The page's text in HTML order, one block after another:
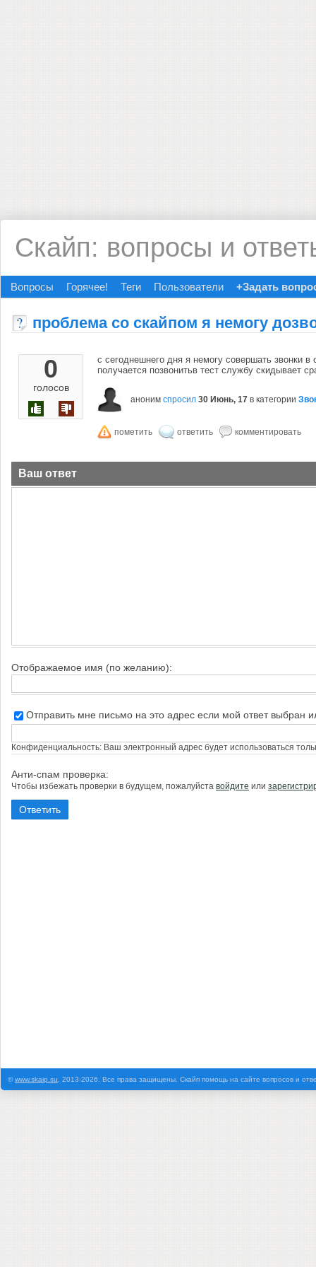
Скайп: вопросы и
Вопросы Горячее! Теги Пользователи +Задать
проблема со скайпом я немогу
0
голосов
с сегоднешнего дня я немогу совершать звонки
получается позвонитьв тест службу скидывает
аноним спросил 30 Июнь, 17 в категории
Ваш ответ
Отображаемое имя (по желанию):
Отправить мне письмо на это адрес если мой ответ выбран
Конфиденциальность: Ваш электронный адрес будет использоваться
Анти-спам проверка:
Чтобы избежать проверки в будущем, пожалуйста войдите или
©www.skaip.su , 2013-2026. Все права защищены. Скайп помощь на сайте вопросов и